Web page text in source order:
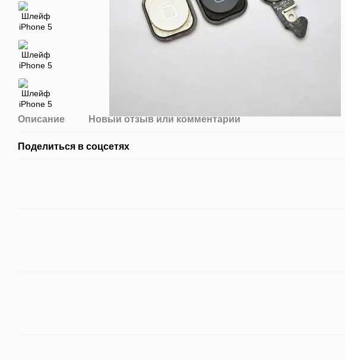
Описание Новый отзыв или комментарий
Поделиться в соцсетях